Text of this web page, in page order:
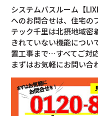
システムバスルーム【
へのお問合せは、住宅の
テック千里は北摂地域密
きれていない機能につい
置工事まで…すべてご対
まずはお気軽にお問い合